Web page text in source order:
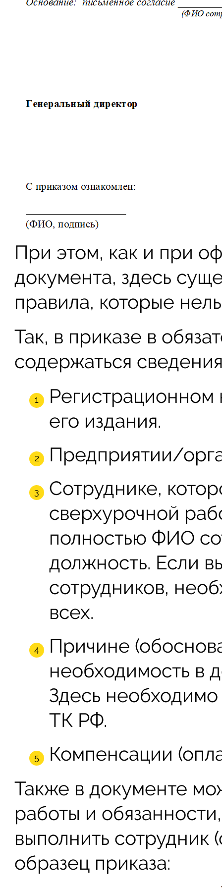
При этом, как и при
документа, здесь
правила, которые
Так, в приказе в
содержаться
его издания.
Предприятии/
Сотруднике,
сверхурочной
полностью ФИО
должность. Если
сотрудников,
всех.
Причине
необходимость в
Здесь необходимо
ТК РФ.
Компенсации
Также в документе
работы и
выполнить
образец приказа: